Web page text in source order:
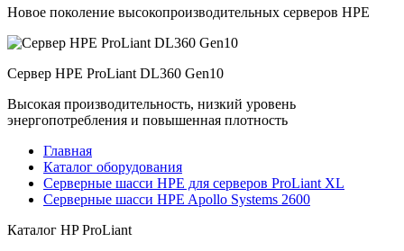
Новое поколение высокопроизводительных серверов HPE
Сервер HPE ProLiant DL360 Gen10
Высокая производительность, низкий уровень
энергопотребления и повышенная плотность
Главная
Каталог оборудования
Серверные шасси HPE для серверов ProLiant XL
Серверные шасси HPE Apollo Systems 2600
Каталог HP ProLiant